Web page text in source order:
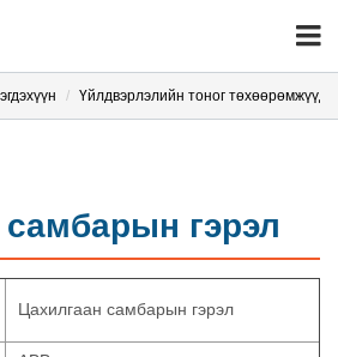
Үйлдвэрлэлийн тоног төхөөрөмжүүд
гэрэл
Цахилгаан самбарын гэрэл